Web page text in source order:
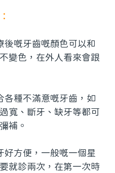
後嘅牙齒嘅顏色可以和
變色，在外人看來會跟
各種不滿意嘅牙齒，如
寬、斷牙、缺牙等都可
補。
好方便，一般嘅一個星
就診兩次，在第一次時